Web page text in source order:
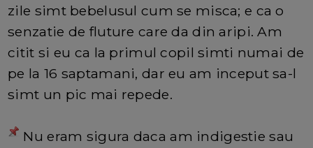
zile simt bebelusul cum se misca; e ca o
senzatie de fluture care da din aripi. Am
citit si eu ca la primul copil simti numai de
pe la 16 saptamani, dar eu am inceput sa-l
simt un pic mai repede.
Nu eram sigura daca am indigestie sau